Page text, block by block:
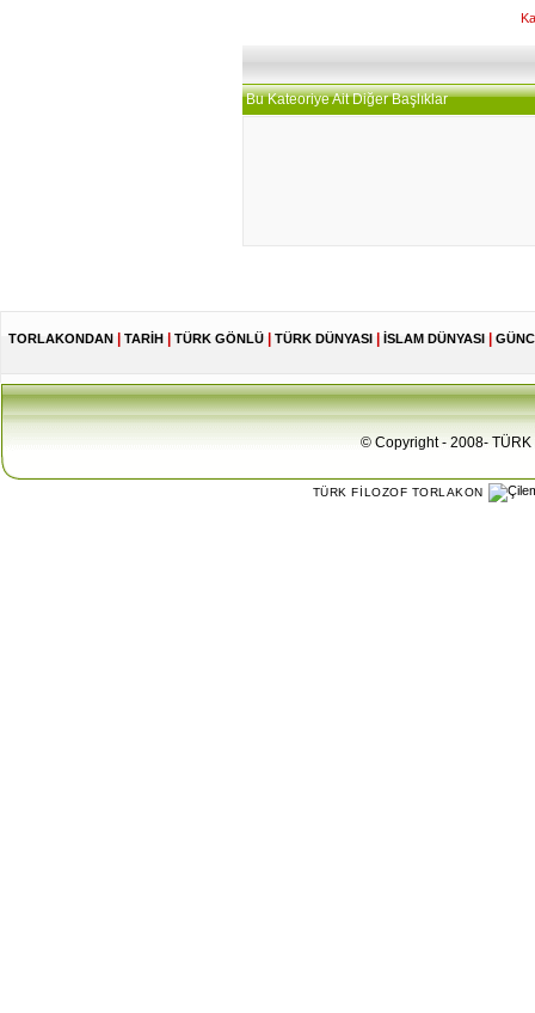
Bu Kateoriye Ait Diğer Başlıklar
TORLAKONDAN TARİH TÜRK GÖNLÜ TÜRK DÜNYASI İSLAM DÜNYASI
© Copyright - 2008- TÜRK
TÜRK FİLOZOF TORLAKON